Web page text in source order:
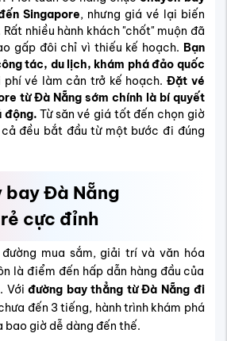
Singapore, nhưng giá vé lại biến
nhiều hành khách "chốt" muộn đã
gấp đôi chỉ vì thiếu kế hoạch. Bạn
tác, du lịch, khám phá đảo quốc
vé làm cản trở kế hoạch. Đặt vé
từ Đà Nẵng sớm chính là bí quyết
động.Từ săn vé giá tốt đến chọn giờ
đều bắt đầu từ một bước đi đúng
bay Đà Nẵng
cực đỉnh
mua sắm, giải trí và văn hóa
là điểm đến hấp dẫn hàng đầu của
Vớiđường bay thẳng từ Đà Nẵng đi
đến 3 tiếng, hành trình khám phá
bao giờ dễ dàng đến thế.